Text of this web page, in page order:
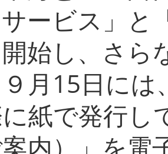
サービス」
始し、さら
月15日に
紙で発行し
内）」を電